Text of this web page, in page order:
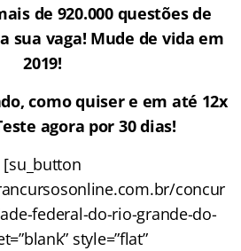
de 920.000 questões de
sua vaga! Mude de vida em
2019!
como quiser e em até 12x
agora por 30 dias!
[su_button
concur
federal-do-rio-grande-do-
style=”flat”